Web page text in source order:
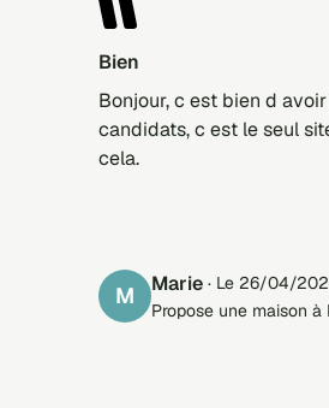
Bien
Bonjour, c est bien d
candidats, c est le seul
cela.
M marie · Le 26/04/
Propose une maison à